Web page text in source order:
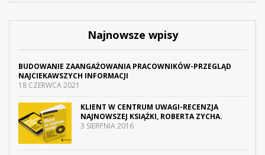
Najnowsze wpisy
BUDOWANIE ZAANGAŻOWANIA PRACOWNIKÓW-PRZEGLĄD
NAJCIEKAWSZYCH INFORMACJI
18 CZERWCA 2021
KLIENT W CENTRUM UWAGI-RECENZJA
NAJNOWSZEJ KSIĄŻKI, ROBERTA ZYCHA.
3 SIERPNIA 2016